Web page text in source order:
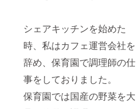
シェアキッチンを始めた
時、私はカフェ運営会社を
辞め、保育園で調理師の仕
事をしておりました。
保育園では国産の野菜を大